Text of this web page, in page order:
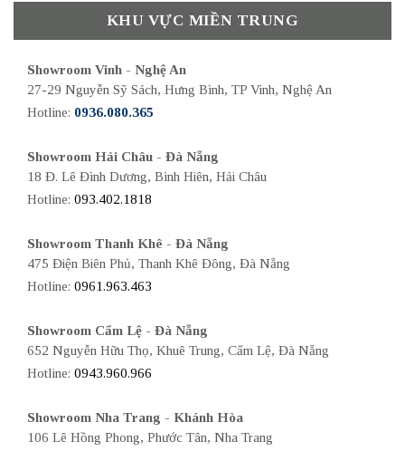
KHU VỰC MIỀN TRUNG
Showroom Vinh - Nghệ An
27-29 Nguyễn Sỹ Sách, Hưng Bình, TP Vinh, Nghệ An
Hotline: 0936.080.365
Showroom Hải Châu - Đà Nẵng
18 Đ. Lê Đình Dương, Bình Hiên, Hải Châu
Hotline: 093.402.1818
Showroom Thanh Khê - Đà Nẵng
475 Điện Biên Phủ, Thanh Khê Đông, Đà Nẵng
Hotline: 0961.963.463
Showroom Cẩm Lệ - Đà Nẵng
652 Nguyễn Hữu Thọ, Khuê Trung, Cẩm Lệ, Đà Nẵng
Hotline: 0943.960.966
Showroom Nha Trang - Khánh Hòa
106 Lê Hồng Phong, Phước Tân, Nha Trang